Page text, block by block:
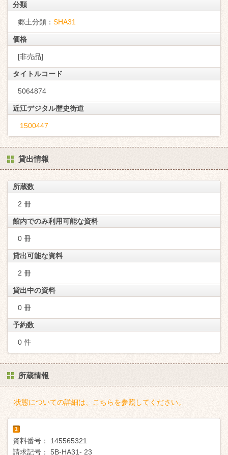
分類
郷土分類： SHA31
価格
[非売品]
タイトルコード
5064874
近江デジタル歴史街道
1500447
貸出情報
所蔵数
2 冊
館内でのみ利用可能な資料
0 冊
貸出可能な資料
2 冊
貸出中の資料
0 冊
予約数
0 件
所蔵情報
状態についての詳細は、こちらを参照してください。
1
資料番号：
145565321
請求記号：
5B-HA31- 23